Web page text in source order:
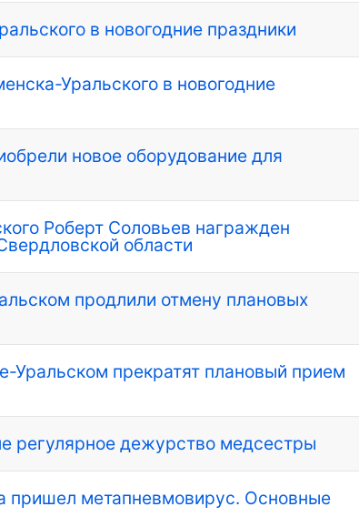
в новогодние праздники
Уральского в новогодние
новое оборудование для
Роберт Соловьев награжден
области
продлили отмену плановых
Уральском прекратят плановый прием
регулярное дежурство медсестры
пришел метапневмовирус. Основные